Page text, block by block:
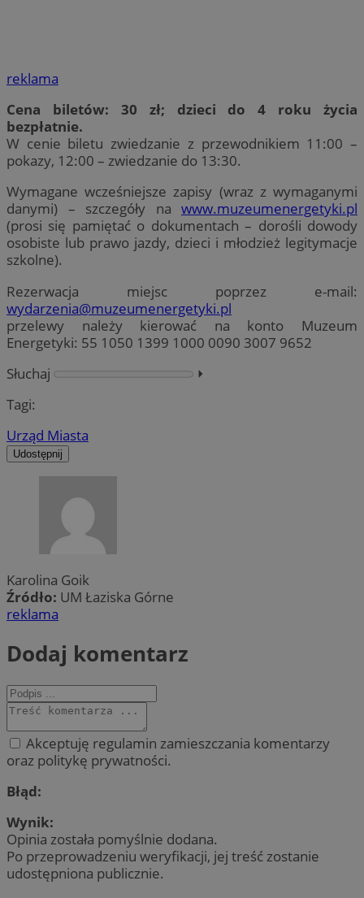
reklama
Cena biletów: 30 zł; dzieci do 4 roku życia
bezpłatnie.
W cenie biletu zwiedzanie z przewodnikiem 11:00 –
pokazy, 12:00 – zwiedzanie do 13:30.
Wymagane wcześniejsze zapisy (wraz z wymaganymi
danymi) – szczegóły na www.muzeumenergetyki.pl
(prosi się pamiętać o dokumentach – dorośli dowody
osobiste lub prawo jazdy, dzieci i młodzież legitymacje
szkolne).
Rezerwacja miejsc poprzez e-mail:
wydarzenia@muzeumenergetyki.pl
przelewy należy kierować na konto Muzeum
Energetyki: 55 1050 1399 1000 0090 3007 9652
Słuchaj
⏵︎
Tagi:
Urząd Miasta
Udostępnij
Karolina Goik
Źródło: UM Łaziska Górne
reklama
Dodaj komentarz
Akceptuję regulamin zamieszczania komentarzy
oraz politykę prywatności.
Błąd:
Wynik:
Opinia została pomyślnie dodana.
Po przeprowadzeniu weryfikacji, jej treść zostanie
udostępniona publicznie.